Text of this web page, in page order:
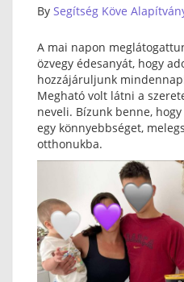
By Segítség Köve
A mai napon
özvegy édesanyát, hogy
hozzájáruljunk
Megható volt látni a
neveli. Bízunk benne,
egy könnyebbséget,
otthonukba.